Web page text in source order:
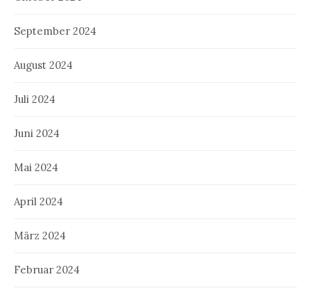
September 2024
August 2024
Juli 2024
Juni 2024
Mai 2024
April 2024
März 2024
Februar 2024